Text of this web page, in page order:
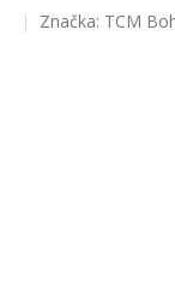
Značka: TCM